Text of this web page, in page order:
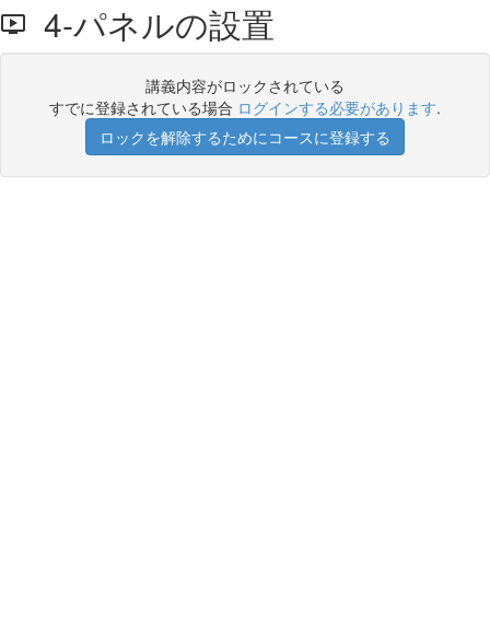
4-パネルの設置
講義内容がロックされている
すでに登録されている場合 ログインする必要があります.
ロックを解除するためにコースに登録する